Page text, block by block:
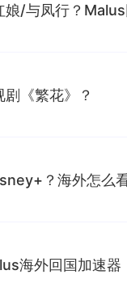
娘/与凤行？
剧《繁花》？
？海外怎么
海外回国加速